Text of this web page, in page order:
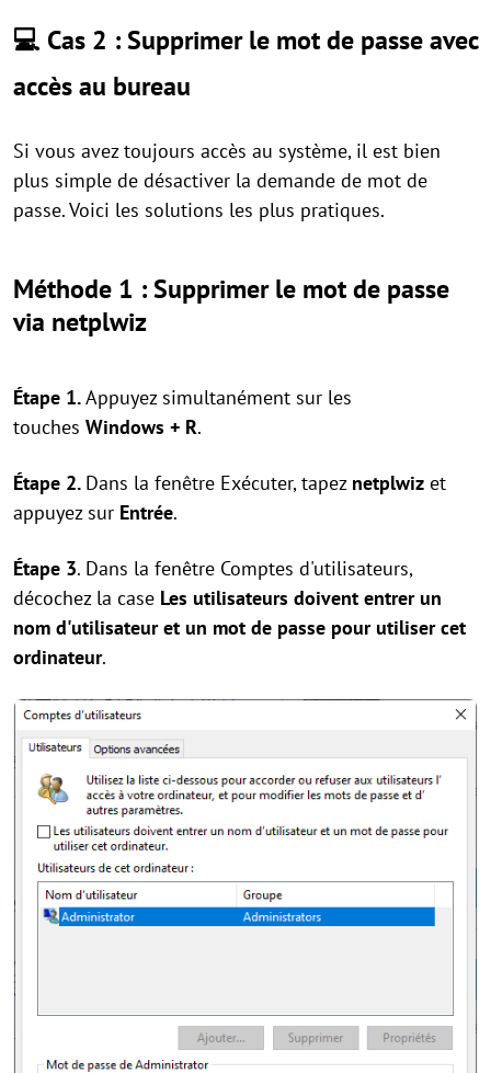
💻 Cas 2 : Supprimer le mot de passe avec
accès au bureau
Si vous avez toujours accès au système, il est bien
plus simple de désactiver la demande de mot de
passe. Voici les solutions les plus pratiques.
Méthode 1 : Supprimer le mot de passe
via netplwiz
Étape 1.Appuyez simultanément sur les
touches Windows + R.
Étape 2. Dans la fenêtre Exécuter, tapez netplwiz et
appuyez sur Entrée.
Étape 3. Dans la fenêtre Comptes d'utilisateurs,
décochez la case Les utilisateurs doivent entrer un
nom d'utilisateur et un mot de passe pour utiliser cet
ordinateur.